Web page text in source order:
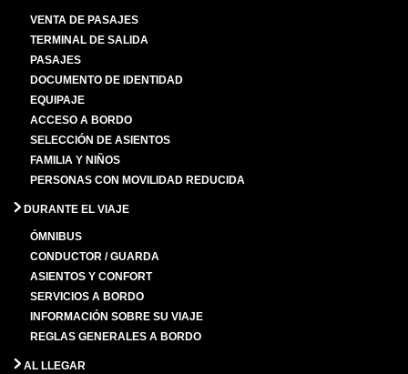
VENTA DE PASAJES
TERMINAL DE SALIDA
PASAJES
DOCUMENTO DE IDENTIDAD
EQUIPAJE
ACCESO A BORDO
SELECCIÓN DE ASIENTOS
FAMILIA Y NIÑOS
PERSONAS CON MOVILIDAD REDUCIDA
DURANTE EL VIAJE
ÓMNIBUS
CONDUCTOR / GUARDA
ASIENTOS Y CONFORT
SERVICIOS A BORDO
INFORMACIÓN SOBRE SU VIAJE
REGLAS GENERALES A BORDO
AL LLEGAR